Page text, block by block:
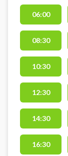
på Tømrervej
Book en
tennis i
padelbaner i
padelcenter i
padelbaner
Esbjerg er
kan booke
øvrige
landet samt
tennis
Esbjerg.
06:00
08:30
10:30
12:30
14:30
16:30